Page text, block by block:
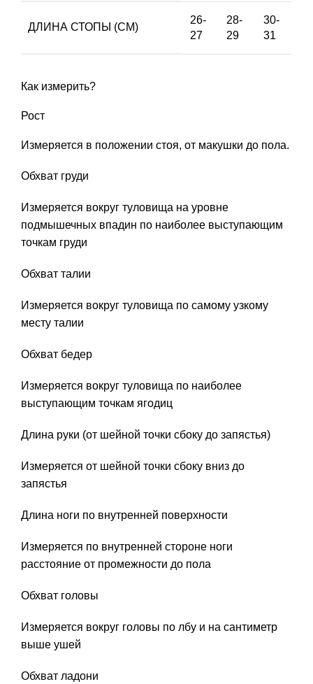
ДЛИНА СТОПЫ (СМ)
26-
27
28-
29
30-
31
Как измерить?
Рост
Измеряется в положении стоя, от макушки до пола.
Обхват груди
Измеряется вокруг туловища на уровне
подмышечных впадин по наиболее выступающим
точкам груди
Обхват талии
Измеряется вокруг туловища по самому узкому
месту талии
Обхват бедер
Измеряется вокруг туловища по наиболее
выступающим точкам ягодиц
Длина руки (от шейной точки сбоку до запястья)
Измеряется от шейной точки сбоку вниз до
запястья
Длина ноги по внутренней поверхности
Измеряется по внутренней стороне ноги
расстояние от промежности до пола
Обхват головы
Измеряется вокруг головы по лбу и на сантиметр
выше ушей
Обхват ладони